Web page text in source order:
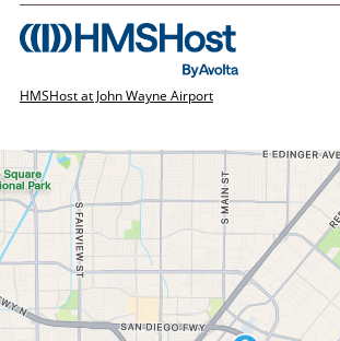
HMSHost at John Wayne Airport